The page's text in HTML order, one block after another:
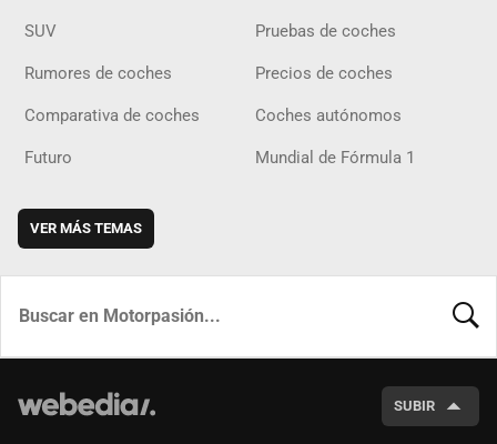
SUV Pruebas de coches
Rumores de coches Precios de coches
Comparativa de coches Coches autónomos
Futuro Mundial de Fórmula 1
VER MÁS TEMAS
SUBIR